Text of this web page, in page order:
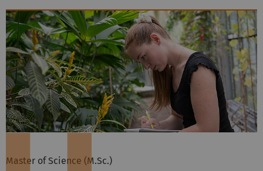
Master of Science (M.Sc.)